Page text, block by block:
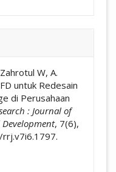
W, A.
untuk Redesain
di Perusahaan
: Journal of
, 7(6),